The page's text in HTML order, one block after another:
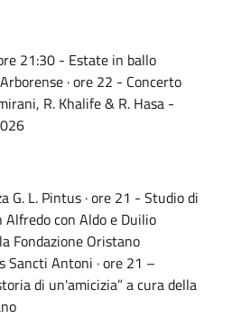
21:30 - Estate in ballo
· ore 22 - Concerto
R. Khalife & R. Hasa -
G. L. Pintus · ore 21 - Studio di
con Aldo e Duilio
Fondazione Oristano
Sancti Antoni · ore 21 –
di un'amicizia” a cura della